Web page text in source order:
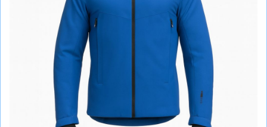
ШОЛОМИ, ЗАХИСТ, ОКУЛЯРИ
БІГ, ФІТНЕС, М'ЯЧІ
ВЕЛОСИПЕДИ
САМОКАТИ
ТЕНІС, БАДМІНТОН